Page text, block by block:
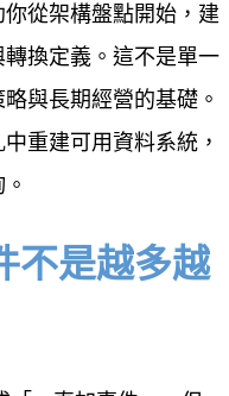
從架構盤點開始，建
換定義。這不是單一
與長期經營的基礎。
重建可用資料系統，
不是越多越